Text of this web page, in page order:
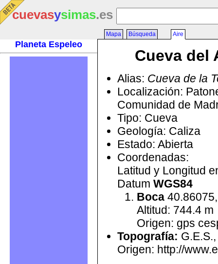
cuevasysimas.es
Planeta Espeleo
Mapa Búsqueda Aire
Cueva del
Alias: Cueva de la
Localización:
Comunidad de
Tipo: Cueva
Geología: Caliza
Estado: Abierta
Coordenadas:
Latitud y Longitud
Datum WGS84
Boca
Altitud: 744.4 m
Origen: gps
Topografía:
Origen: http://